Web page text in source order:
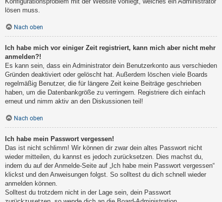
lösen muss.
Nach oben
Ich habe mich vor einiger Zeit registriert, kann mich aber nicht mehr
anmelden?!
Es kann sein, dass ein Administrator dein Benutzerkonto aus verschieden
Gründen deaktiviert oder gelöscht hat. Außerdem löschen viele Boards
regelmäßig Benutzer, die für längere Zeit keine Beiträge geschrieben
haben, um die Datenbankgröße zu verringern. Registriere dich einfach
erneut und nimm aktiv an den Diskussionen teil!
Nach oben
Ich habe mein Passwort vergessen!
Das ist nicht schlimm! Wir können dir zwar dein altes Passwort nicht
wieder mitteilen, du kannst es jedoch zurücksetzen. Dies machst du,
indem du auf der Anmelde-Seite auf „Ich habe mein Passwort vergessen“
klickst und den Anweisungen folgst. So solltest du dich schnell wieder
anmelden können.
Solltest du trotzdem nicht in der Lage sein, dein Passwort